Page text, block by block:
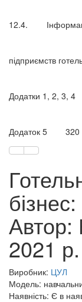
12.4.
підприємств
Додатки 1, 2, 3, 4
Додаток 5 320
Автор:
2021 р.
Виробник: ЦУЛ
Модель:
Наявність: Є в